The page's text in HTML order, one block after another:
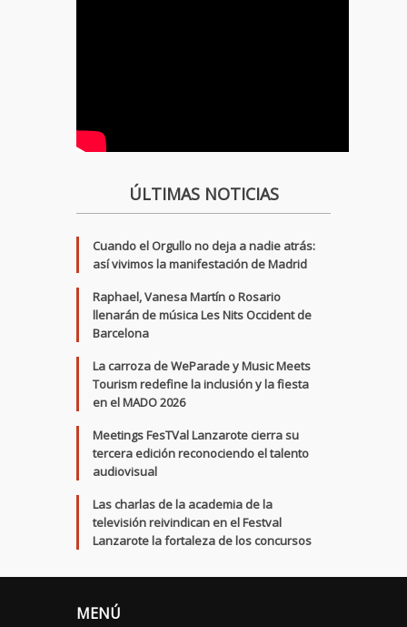
ÚLTIMAS NOTICIAS
Cuando el Orgullo no deja a nadie atrás:
así vivimos la manifestación de Madrid
Raphael, Vanesa Martín o Rosario
llenarán de música Les Nits Occident de
Barcelona
La carroza de WeParade y Music Meets
Tourism redefine la inclusión y la fiesta
en el MADO 2026
Meetings FesTVal Lanzarote cierra su
tercera edición reconociendo el talento
audiovisual
Las charlas de la academia de la
televisión reivindican en el Festval
Lanzarote la fortaleza de los concursos
MENÚ